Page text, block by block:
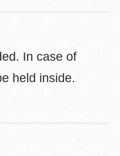
In case of
held inside.